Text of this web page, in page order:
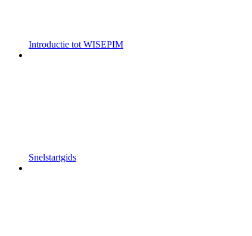
Introductie tot WISEPIM
Snelstartgids